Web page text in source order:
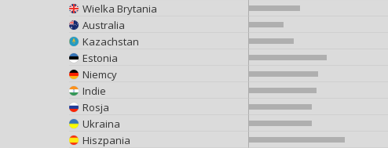
Wielka Brytania
Australia
Kazachstan
Estonia
Niemcy
Indie
Rosja
Ukraina
Hiszpania